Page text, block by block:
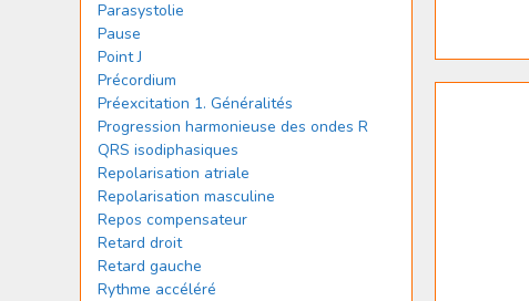
Parasystolie
Pause
Point J
Précordium
Préexcitation 1. Généralités
Progression harmonieuse des ondes R
QRS isodiphasiques
Repolarisation atriale
Repolarisation masculine
Repos compensateur
Retard droit
Retard gauche
Rythme accéléré